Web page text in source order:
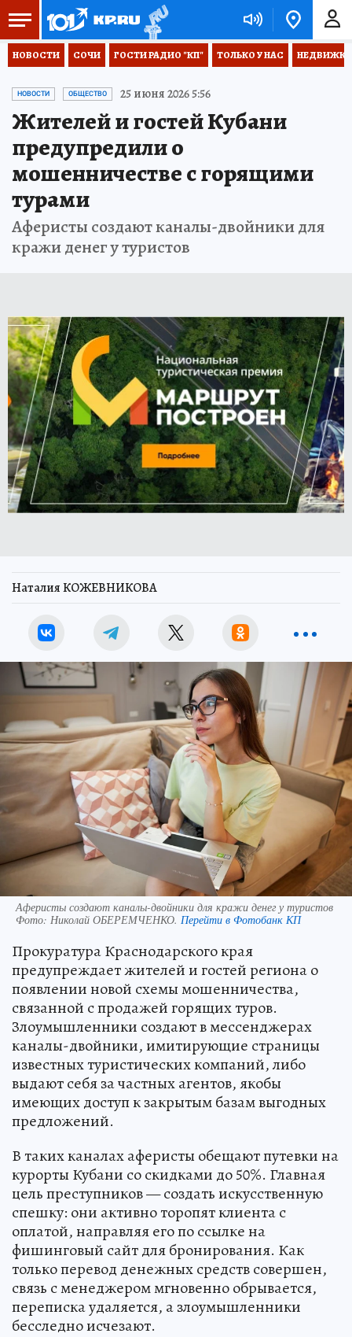
НОВОСТИ СОЧИ ГОСТИ РАДИО "КП" ТОЛЬКО У НАС НЕДВИЖКА
НОВОСТИ ОБЩЕСТВО 25 июня 2026 5:56
Жителей и гостей Кубани
предупредили о
мошенничестве с горящими
турами
Аферисты создают каналы-двойники для
кражи денег у туристов
Наталия КОЖЕВНИКОВА
Аферисты создают каналы-двойники для кражи денег у туристов
Фото: Николай ОБЕРЕМЧЕНКО. Перейти в Фотобанк КП
Прокуратура Краснодарского края
предупреждает жителей и гостей региона о
появлении новой схемы мошенничества,
связанной с продажей горящих туров.
Злоумышленники создают в мессенджерах
каналы-двойники, имитирующие страницы
известных туристических компаний, либо
выдают себя за частных агентов, якобы
имеющих доступ к закрытым базам выгодных
предложений.
В таких каналах аферисты обещают путевки на
курорты Кубани со скидками до 50%. Главная
цель преступников — создать искусственную
спешку: они активно торопят клиента с
оплатой, направляя его по ссылке на
фишинговый сайт для бронирования. Как
только перевод денежных средств совершен,
связь с менеджером мгновенно обрывается,
переписка удаляется, а злоумышленники
бесследно исчезают.